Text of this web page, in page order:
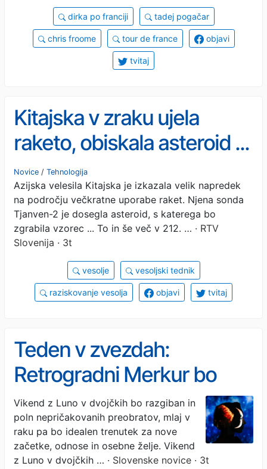
dirka po franciji tadej pogačar
chris froome tour de france objavi
tvitaj
Kitajska v zraku ujela
raketo, obiskala asteroid ...
in pripravila načrt za
uničenje Starlinka?
Novice / Tehnologija
Azijska velesila Kitajska je izkazala velik napredek
na področju večkratne uporabe raket. Njena sonda
Tjanven-2 je dosegla asteroid, s katerega bo
zgrabila vzorec ... To in še več v 212. … · RTV
Slovenija · 3t
vesolje vesoljski tednik
raziskovanje vesolja objavi tvitaj
Teden v zvezdah:
Retrogradni Merkur bo
mešal štrene, mlaj pa
prinaša nov začetek
Vikend z Luno v dvojčkih bo razgiban in
poln nepričakovanih preobratov, mlaj v
raku pa bo idealen trenutek za nove
začetke, odnose in osebne želje. Vikend
z Luno v dvojčkih … · Slovenske novice · 3t